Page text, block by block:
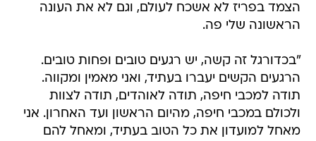
הצמד בפריז לא אשכח לעולם, וגם לא את העונה
הראשונה שלי פה.
"בכדורגל זה קשה, יש רגעים טובים ופחות טובים.
הרגעים הקשים יעברו בעתיד, ואני מאמין ומקווה.
תודה למכבי חיפה, תודה לאוהדים, תודה לצוות
ולכולם במכבי חיפה, מהיום הראשון ועד האחרון. אני
מאחל למועדון את כל הטוב בעתיד, ומאחל להם